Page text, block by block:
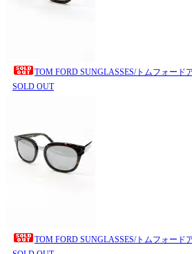
TOM FORD SUNGLASSES/トムフォード
SOLD OUT
TOM FORD SUNGLASSES/トムフォード